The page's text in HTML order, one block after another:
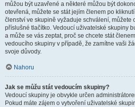
můžou být uzavřené a některé můžou být
otevřená, můžete se stát jejím členem po
členství ve skupině vyžaduje schválení, můžete
příslušné tlačítko. Vedoucí uživatelské skupiny
a může se vás zeptat, proč se chcete stát
vedoucího skupiny v případě, že zamítne vaši
svoje důvody.
Nahoru
Jak se můžu stát vedoucím skupiny?
Vedoucí skupiny je obvykle určen
Pokud máte zájem o vytvoření uživatelské